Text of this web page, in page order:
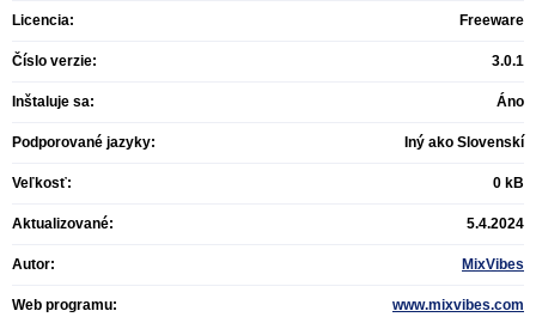
Licencia: Freeware
Číslo verzie: 3.0.1
Inštaluje sa: Áno
Podporované jazyky: Iný ako Slovenskí
Veľkosť: 0 kB
Aktualizované: 5.4.2024
Autor: MixVibes
Web programu: www.mixvibes.com